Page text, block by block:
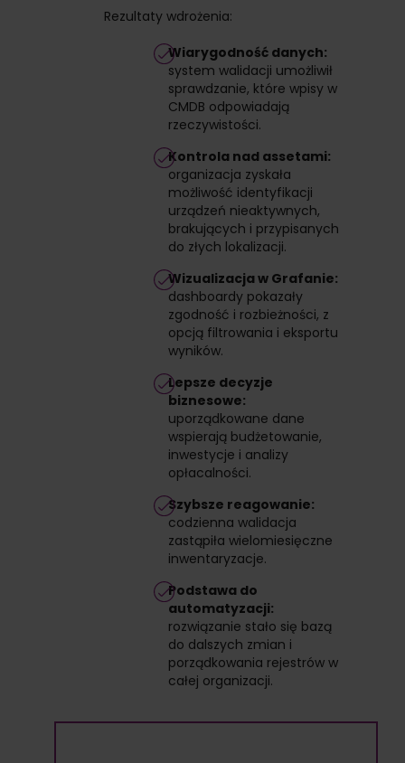
Rezultaty wdrożenia:
Wiarygodność danych:
system walidacji umożliwił
sprawdzanie, które wpisy w
CMDB odpowiadają
rzeczywistości.
Kontrola nad assetami:
organizacja zyskała
możliwość identyfikacji
urządzeń nieaktywnych,
brakujących i przypisanych
do złych lokalizacji.
Wizualizacja w Grafanie:
dashboardy pokazały
zgodność i rozbieżności, z
opcją filtrowania i eksportu
wyników.
Lepsze decyzje
biznesowe:
uporządkowane dane
wspierają budżetowanie,
inwestycje i analizy
opłacalności.
Szybsze reagowanie:
codzienna walidacja
zastąpiła wielomiesięczne
inwentaryzacje.
Podstawa do
automatyzacji:
rozwiązanie stało się bazą
do dalszych zmian i
porządkowania rejestrów w
całej organizacji.